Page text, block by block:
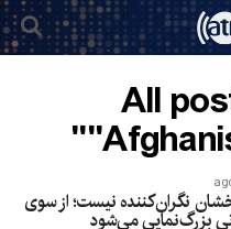
All
نگران‌کننده نیست؛ از سوی
بزرگ‌نمایی می‌شود